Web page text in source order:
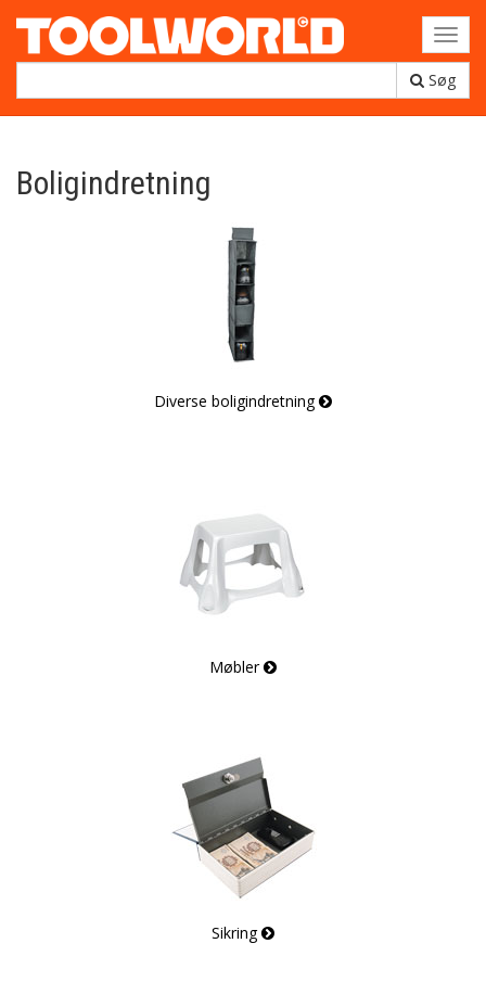
Søg
Boligindretning
Diverse boligindretning
Møbler
Sikring